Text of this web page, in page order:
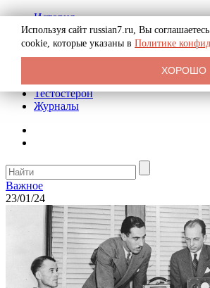
История
Биография
Криминал
Реклама на сайте
Тестостерон
Журналы
Важное
23/01/24
Используя сайт russian7.ru, Вы
cookie, которые указаны в Политике
ХОРОШО